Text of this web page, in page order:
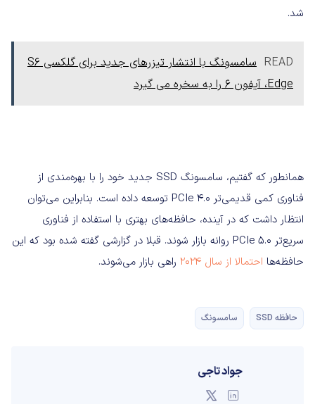
شد.
READ
سامسونگ با انتشار تیزرهای جدید برای گلکسی S6
Edge، آیفون 6 را به سخره می گیرد
همانطور که گفتیم، سامسونگ SSD جدید خود را با بهره‌مندی از
فناوری کمی قدیمی‌تر PCIe 4.0 توسعه داده است. بنابراین می‌توان
انتظار داشت که در آینده، حافظه‌های بهتری با استفاده از فناوری
سریع‌تر PCIe 5.0 روانه بازار شوند. قبلا در گزارشی گفته شده بود که این
حافظه‌ها احتمالا از سال 2024 راهی بازار می‌شوند.
حافظه SSD سامسونگ
جواد تاجی